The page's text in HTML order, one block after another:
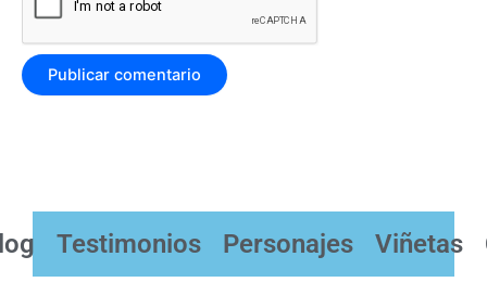
Testimonios Personajes Viñetas